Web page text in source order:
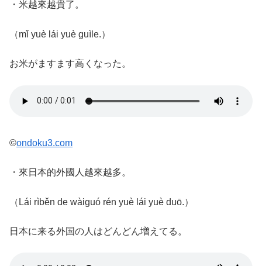
・米越來越貴了。
（mǐ yuè lái yuè guìle.）
お米がますます高くなった。
©ondoku3.com
・來日本的外國人越來越多。
（Lái rìběn de wàiguó rén yuè lái yuè duō.）
日本に来る外国の人はどんどん増えてる。